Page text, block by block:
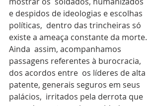
e despidos de ideologias e escolhas
políticas,  dentro das trincheiras só
existe a ameaça constante da morte.
Ainda  assim, acompanhamos
passagens referentes à burocracia,
dos acordos entre  os líderes de alta
patente, generais seguros em seus
palácios,  irritados pela derrota que